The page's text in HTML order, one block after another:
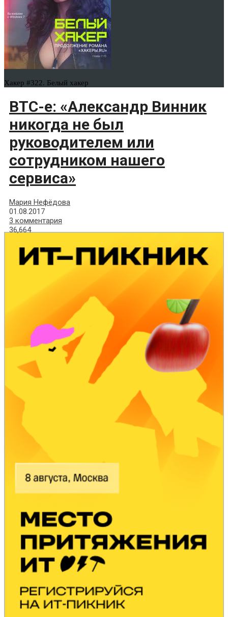
Хакер #322. Белый хакер
BTC-e: «Александр Винник
никогда не был
руководителем или
сотрудником нашего
сервиса»
Мария Нефёдова
01.08.2017
3 комментария
36,664